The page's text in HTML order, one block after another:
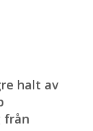
halt av
från